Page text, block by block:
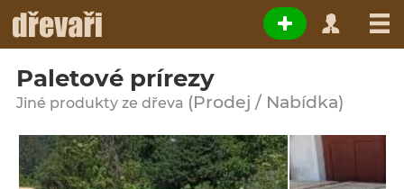
Paletové prírezy
Jiné produkty ze dřeva (Prodej / Nabídka)